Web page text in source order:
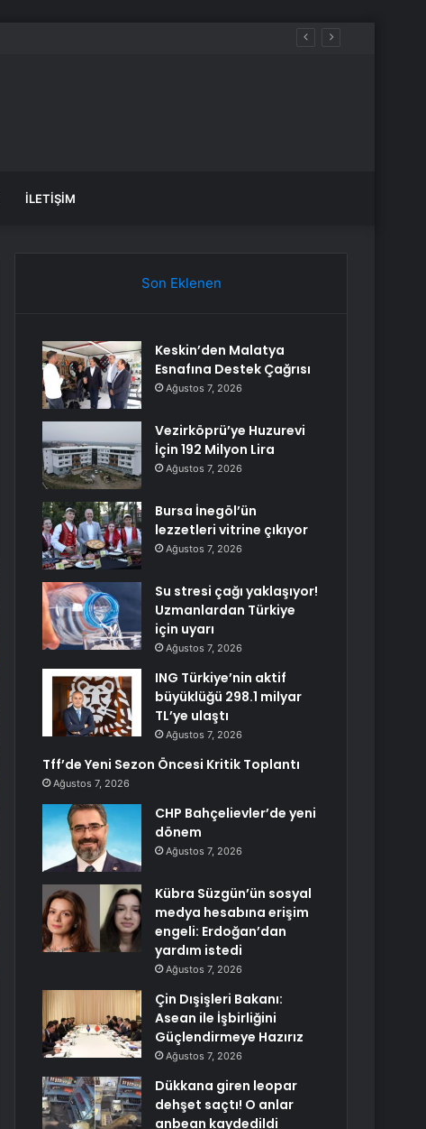
İLETIŞIM
Son Eklenen
Keskin’den Malatya
Esnafına Destek Çağrısı
Ağustos 7, 2026
Vezirköprü’ye Huzurevi
İçin 192 Milyon Lira
Ağustos 7, 2026
Bursa İnegöl’ün
lezzetleri vitrine çıkıyor
Ağustos 7, 2026
Su stresi çağı yaklaşıyor!
Uzmanlardan Türkiye
için uyarı
Ağustos 7, 2026
ING Türkiye’nin aktif
büyüklüğü 298.1 milyar
TL’ye ulaştı
Ağustos 7, 2026
Tff’de Yeni Sezon Öncesi Kritik Toplantı
Ağustos 7, 2026
CHP Bahçelievler’de yeni
dönem
Ağustos 7, 2026
Kübra Süzgün’ün sosyal
medya hesabına erişim
engeli: Erdoğan’dan
yardım istedi
Ağustos 7, 2026
Çin Dışişleri Bakanı:
Asean ile İşbirliğini
Güçlendirmeye Hazırız
Ağustos 7, 2026
Dükkana giren leopar
dehşet saçtı! O anlar
anbean kaydedildi